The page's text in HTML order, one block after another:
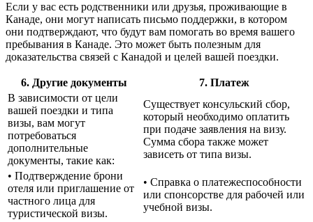
Если у вас есть родственники или друзья, проживающие в
Канаде, они могут написать письмо поддержки, в котором
они подтверждают, что будут вам помогать во время вашего
пребывания в Канаде. Это может быть полезным для
доказательства связей с Канадой и целей вашей поездки.
6. Другие документы
7. Платеж
В зависимости от цели
вашей поездки и типа
визы, вам могут
потребоваться
дополнительные
документы, такие как:
Существует консульский сбор,
который необходимо оплатить
при подаче заявления на визу.
Сумма сбора также может
зависеть от типа визы.
• Подтверждение брони
отеля или приглашение от
частного лица для
туристической визы.
• Справка о платежеспособности
или спонсорстве для рабочей или
учебной визы.